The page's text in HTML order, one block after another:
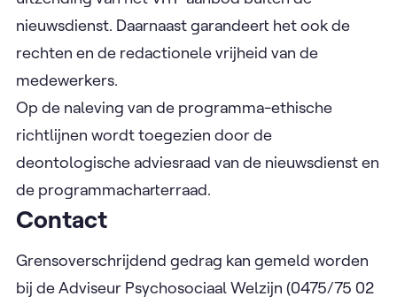
nieuwsdienst. Daarnaast garandeert het ook de
rechten en de redactionele vrijheid van de
medewerkers.
Op de naleving van de programma-ethische
richtlijnen wordt toegezien door de
deontologische adviesraad van de nieuwsdienst en
de programmacharterraad.
Contact
Grensoverschrijdend gedrag kan gemeld worden
bij de Adviseur Psychosociaal Welzijn (0475/75 02